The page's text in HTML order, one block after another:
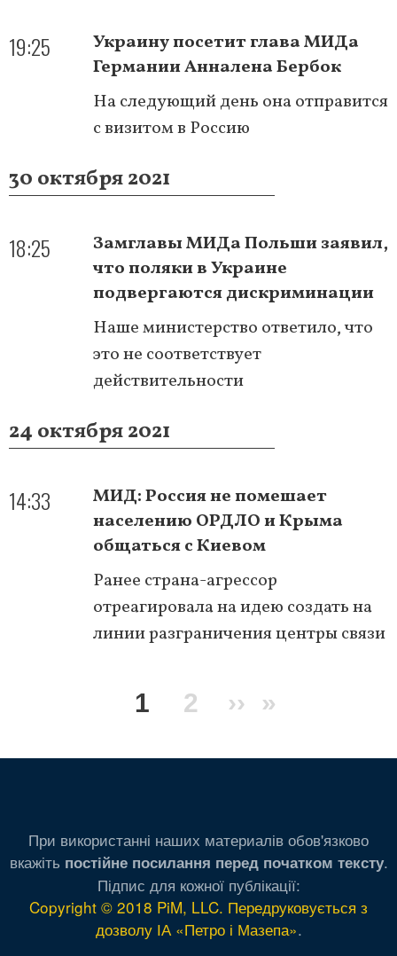
19:25
Украину посетит глава МИДа
Германии Анналена Бербок
На следующий день она отправится
с визитом в Россию
30 октября 2021
18:25
Замглавы МИДа Польши заявил,
что поляки в Украине
подвергаются дискриминации
Наше министерство ответило, что
это не соответствует
действительности
24 октября 2021
14:33
МИД: Россия не помешает
населению ОРДЛО и Крыма
общаться с Киевом
Ранее страна-агрессор
отреагировала на идею создать на
линии разграничения центры связи
Текущая
1 Page
2
Следующая
›› »
При використанні наших материалів обов'язково
вкажіть постійне посилання перед початком тексту.
Підпис для кожної публікації:
Copyright © 2018 PiM, LLC. Передруковується з
дозволу ІА «Петро і Мазепа».